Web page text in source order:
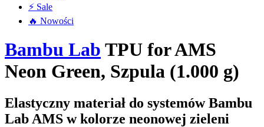
⚡ Sale
🔥 Nowości
Bambu Lab TPU for AMS
Neon Green, Szpula (1.000 g)
Elastyczny materiał do systemów Bambu
Lab AMS w kolorze neonowej zieleni